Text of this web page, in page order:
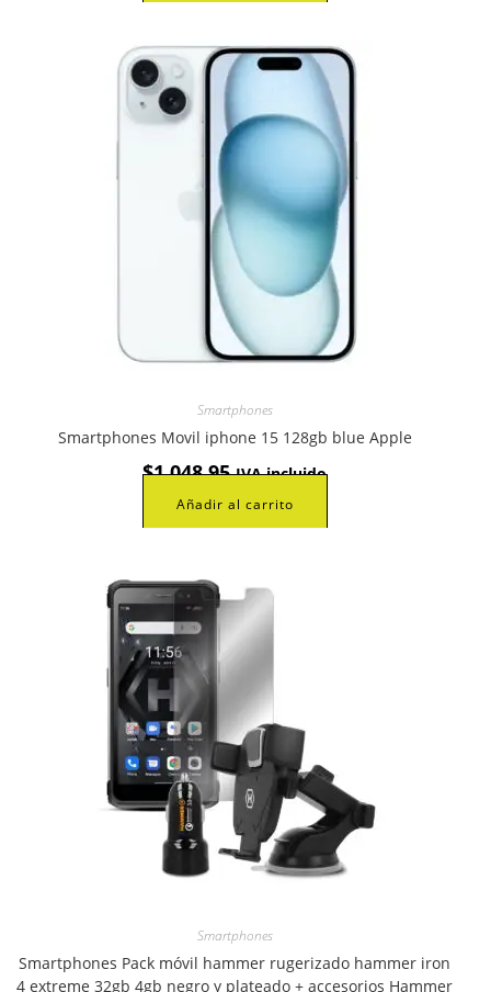
Smartphones
Smartphones Movil iphone 15 128gb blue Apple
$1.048,95 IVA incluido
Añadir al carrito
Smartphones
Smartphones Pack móvil hammer rugerizado hammer iron
4 extreme 32gb 4gb negro y plateado + accesorios Hammer